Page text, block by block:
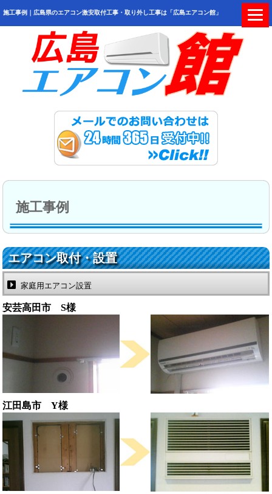
施工事例｜広島県のエアコン激安取付工事・取り外し工事は「広島エアコン館」
施工事例
エアコン取付・設置
家庭用エアコン設置
安芸高田市 S様
江田島市 Y様